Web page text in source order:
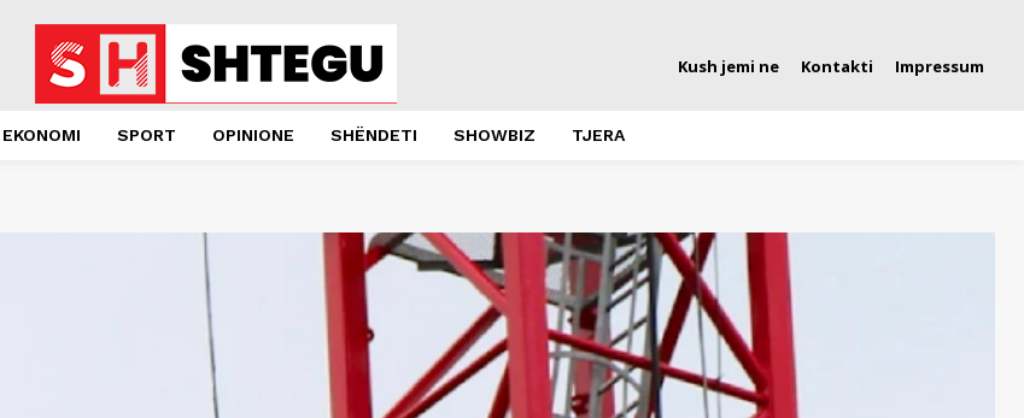
Kush jemi ne Kontakti Impressum
EKONOMI SPORT OPINIONE SHËNDETI SHOWBIZ TJERA